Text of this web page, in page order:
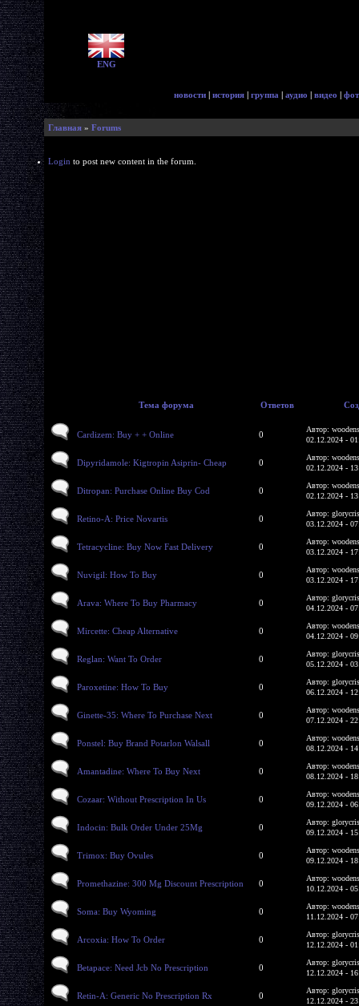
ENG
новости | история | группа | аудио | видео |
Главная » Forums
Login to post new content in the forum.
Тема форума Ответов
Cardizem: Buy + + Online 0
Автор:
02.12.2024 -
Dipyridamole: Kigtropin Asiprin- Cheap 0
Автор:
02.12.2024 -
Ditropan: Purchase Online Buy Cod 0
Автор:
02.12.2024 -
Retino-A: Price Novartis 0
Автор:
03.12.2024 -
Tetracycline: Buy Now Fast Delivery 0
Автор:
03.12.2024 -
Nuvigil: How To Buy 0
Автор:
03.12.2024 -
Arava: Where To Buy Pharmacy 0
Автор:
04.12.2024 -
Mircette: Cheap Alternative 0
Автор:
04.12.2024 -
Reglan: Want To Order 0
Автор:
05.12.2024 -
Paroxetine: How To Buy 0
Автор:
06.12.2024 -
Ginette-35: Where To Purchase Next 0
Автор:
07.12.2024 -
Ponstel: Buy Brand Potarlon Walsall 0
Автор:
08.12.2024 -
Amantadine: Where To Buy Next 0
Автор:
08.12.2024 -
Cozaar: Without Prescription In Us 0
Автор:
09.12.2024 -
Indocin: Bulk Order Under 25Mg 0
Автор:
09.12.2024 -
Trimox: Buy Ovules 0
Автор:
09.12.2024 -
Promethazine: 300 Mg Discount Prescription 0
Автор:
10.12.2024 -
Soma: Buy Wyoming 0
Автор:
11.12.2024 -
Arcoxia: How To Order 0
Автор:
12.12.2024 -
Betapace: Need Jcb No Prescription 0
Автор:
12.12.2024 -
Retin-A: Generic No Prescription Rx 0
Автор:
12.12.2024 -